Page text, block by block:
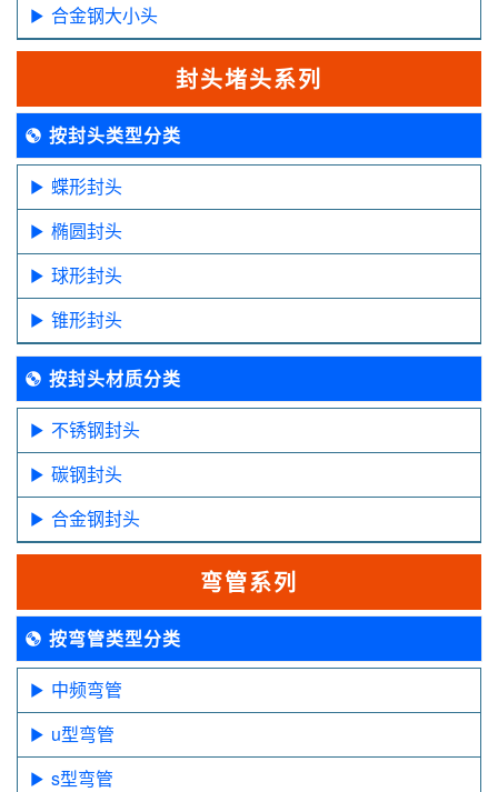
合金钢大小头
封头堵头系列
按封头类型分类
蝶形封头
椭圆封头
球形封头
锥形封头
按封头材质分类
不锈钢封头
碳钢封头
合金钢封头
弯管系列
按弯管类型分类
中频弯管
u型弯管
s型弯管